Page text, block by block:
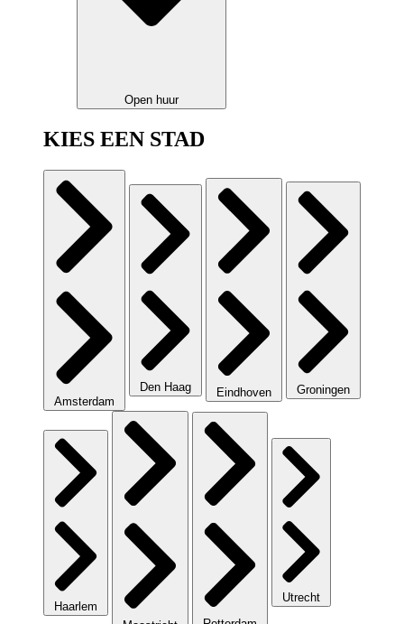
Open huur
KIES EEN STAD
Amsterdam
Den Haag Eindhoven Groningen
Haarlem
Utrecht